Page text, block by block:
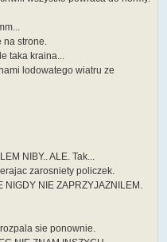
na strone.
taka kraina...
lodowatego wiatru ze
NIBY.. ALE. Tak...
zarosniety policzek.
NIGDY NIE ZAPRZYJAZNILEM.
sie ponownie.